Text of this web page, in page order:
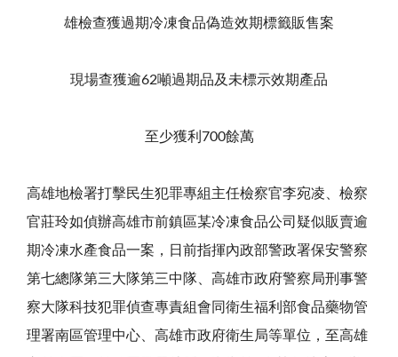
雄檢查獲過期冷凍食品偽造效期標籤販售案
現場查獲逾62噸過期品及未標示效期產品
至少獲利700餘萬
高雄地檢署打擊民生犯罪專組主任檢察官李宛凌、檢察
官莊玲如偵辦高雄市前鎮區某冷凍食品公司疑似販賣逾
期冷凍水產食品一案，日前指揮內政部警政署保安警察
第七總隊第三大隊第三中隊、高雄市政府警察局刑事警
察大隊科技犯罪偵查專責組會同衛生福利部食品藥物管
理署南區管理中心、高雄市政府衛生局等單位，至高雄